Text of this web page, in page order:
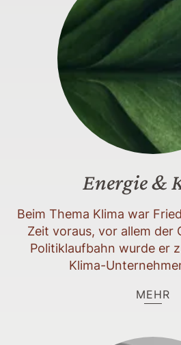
Energie &
Beim Thema Klima war
Zeit voraus, vor allem der
Politiklaufbahn wurde er
Klima-
MEHR